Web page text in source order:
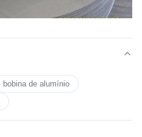
bobina de alumínio